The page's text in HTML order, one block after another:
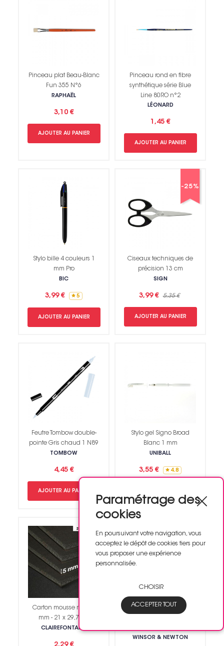
Pinceau plat Beau-Blanc
Fun 355 N°6
RAPHAËL
3,10 €
AJOUTER AU PANIER
Pinceau rond en fibre
synthétique série Blue
Line 80RO n°2
LÉONARD
1,45 €
AJOUTER AU PANIER
Stylo bille 4 couleurs 1
mm Pro
BIC
3,99 € 5
AJOUTER AU PANIER
-25%
Ciseaux techniques de
précision 13 cm
SIGN
3,99 € 5,35 €
AJOUTER AU PANIER
Feutre Tombow double-
pointe Gris chaud 1 N89
TOMBOW
4,45 €
AJOUTER AU PANIER
Stylo gel Signo Broad
Blanc 1 mm
UNIBALL
3,55 € 4.8
Carton mousse noir - 5
mm - 21 x 29,7 cm
CLAIREFONTAINE
Marqueur à alcool
WINSOR & NEWTON
Paramétrage des
cookies
En poursuivant votre navigation, vous
acceptez le dépôt de cookies tiers pour
vous proposer une expérience
personnalisée.
CHOISIR
ACCEPTER TOUT